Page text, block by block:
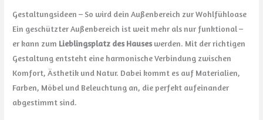
Gestaltungsideen – So wird dein Außenbereich zur Wohlfühloase
Ein geschützter Außenbereich ist weit mehr als nur funktional –
er kann zum Lieblingsplatz des Hauseswerden. Mit der richtigen
Gestaltung entsteht eine harmonische Verbindung zwischen
Komfort, Ästhetik und Natur. Dabei kommt es auf Materialien,
Farben, Möbel und Beleuchtung an, die perfekt aufeinander
abgestimmt sind.